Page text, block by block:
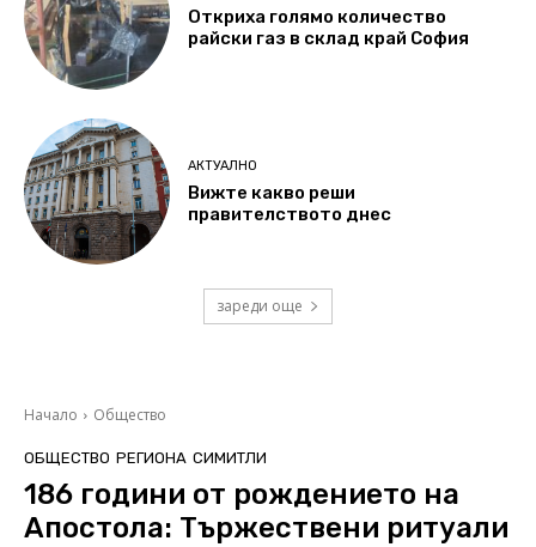
Откриха голямо количество
райски газ в склад край София
АКТУАЛНО
Вижте какво реши
правителството днес
зареди още